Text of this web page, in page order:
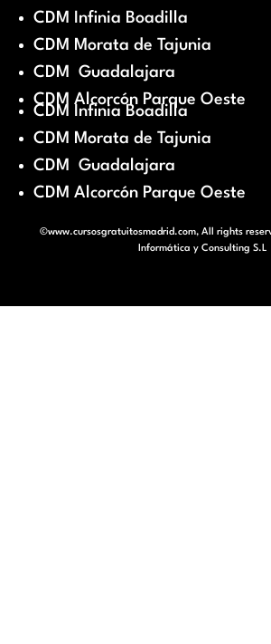
CDM Infinia Boadilla
CDM Morata de Tajunia
CDM Guadalajara
CDM Alcorcón Parque Oeste
CDM Infinia Boadilla
CDM Morata de Tajunia
CDM Guadalajara
CDM Alcorcón Parque Oeste
©www.cursosgratuitosmadrid.com, All rights
Informática y Consulting S.L